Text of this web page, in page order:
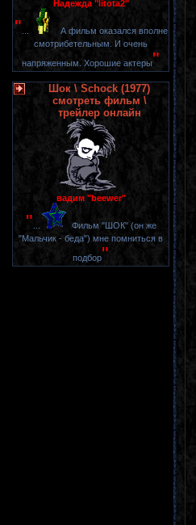
Надежда "litota2"
"
А фильм оказался вполне
смотрибетельным. И очень
напряженным. Хорошие актеры"
Шок \ Schock (1977)
смотреть фильм \
трейлер онлайн
вадим "beewer"
"
Фильм "ШОК" (он же
"Мальчик - беда") мне помниться в
подбор"